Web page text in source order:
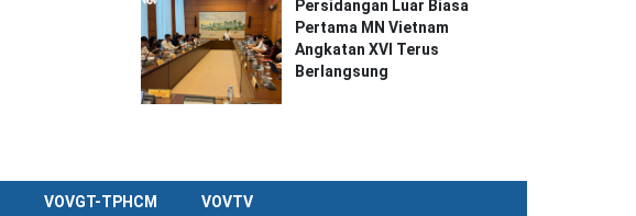
Persidangan Luar Biasa
Pertama MN Vietnam
Angkatan XVI Terus
Berlangsung
VOVGT-TPHCM VOVTV